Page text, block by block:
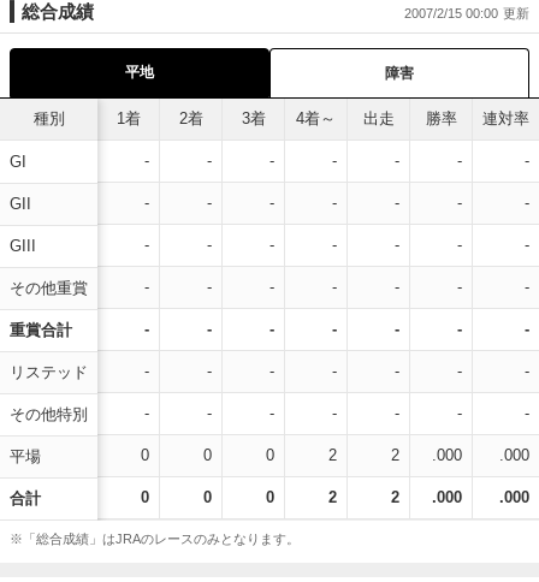
総合成績 2007/2/15 00:00
平地 障害
種別
GI
GII
GIII
その他重賞
重賞合計
リステッド
その他特別
平場
合計
1着 2着 3着 4着～ 出走 勝率 連対率
- - - - - - -
- - - - - - -
- - - - - - -
- - - - - - -
- - - - - - -
- - - - - - -
- - - - - - -
0 0 0 2 2 .000 .000
0 0 0 2 2 .000 .000
※「総合成績」はJRAのレースのみとなります。